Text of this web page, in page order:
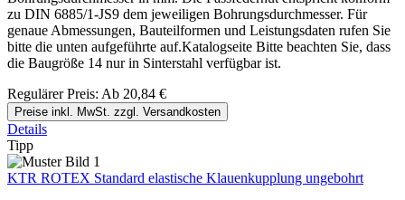
zu DIN 6885/1-JS9 dem jeweiligen Bohrungsdurchmesser. Für
genaue Abmessungen, Bauteilformen und Leistungsdaten rufen Sie
bitte die unten aufgeführte auf.Katalogseite Bitte beachten Sie, dass
die Baugröße 14 nur in Sinterstahl verfügbar ist.
Regulärer Preis: Ab 20,84 €
Preise inkl. MwSt. zzgl. Versandkosten
Details
Tipp
KTR ROTEX Standard elastische Klauenkupplung ungebohrt